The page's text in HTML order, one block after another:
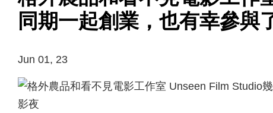
同期一起創業，也有幸參與
Jun 01, 23